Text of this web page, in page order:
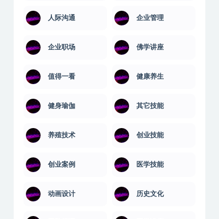
人际沟通 企业管理
企业职场 佛学讲座
值得一看 健康养生
健身瑜伽 其它技能
养殖技术 创业技能
创业案例 医学技能
动画设计 历史文化